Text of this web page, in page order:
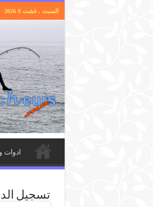
السبت , غشت 8 2026
ادوات
تسجيل